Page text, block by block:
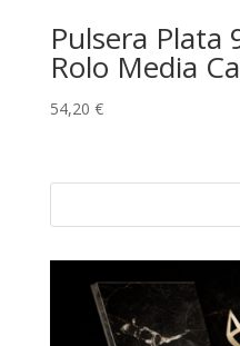
Pulsera Plata
Rolo Media
54,20 €